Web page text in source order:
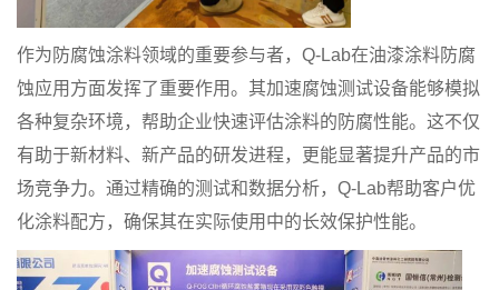
作为防腐蚀涂料领域的重要参与者，Q-Lab在油漆涂料防腐
蚀应用方面发挥了重要作用。其加速腐蚀测试设备能够模拟
各种复杂环境，帮助企业快速评估涂料的防腐性能。这不仅
有助于新材料、新产品的研发进程，更能显著提升产品的市
场竞争力。通过精确的测试和数据分析，Q-Lab帮助客户优
化涂料配方，确保其在实际使用中的长效保护性能。